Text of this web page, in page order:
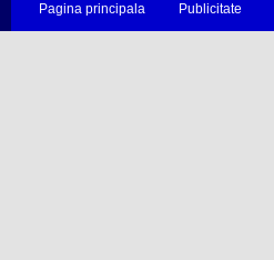
Pagina principala Publicitate